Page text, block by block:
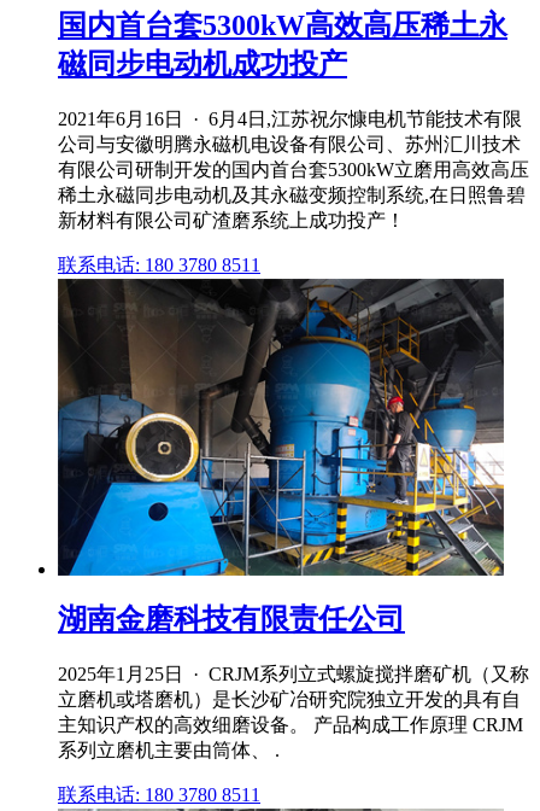
国内首台套5300kW高效高压稀土永
磁同步电动机成功投产
2021年6月16日 · 6月4日,江苏祝尔慷电机节能技术有限
公司与安徽明腾永磁机电设备有限公司、苏州汇川技术
有限公司研制开发的国内首台套5300kW立磨用高效高压
稀土永磁同步电动机及其永磁变频控制系统,在日照鲁碧
新材料有限公司矿渣磨系统上成功投产！
联系电话: 180 3780 8511
湖南金磨科技有限责任公司
2025年1月25日 · CRJM系列立式螺旋搅拌磨矿机（又称
立磨机或塔磨机）是长沙矿冶研究院独立开发的具有自
主知识产权的高效细磨设备。 产品构成工作原理 CRJM
系列立磨机主要由筒体、 .
联系电话: 180 3780 8511